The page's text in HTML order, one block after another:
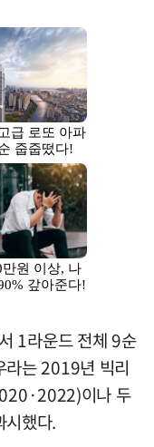
1라운드 전체 9순
라는 2019년 빅리
이나 두
시했다.